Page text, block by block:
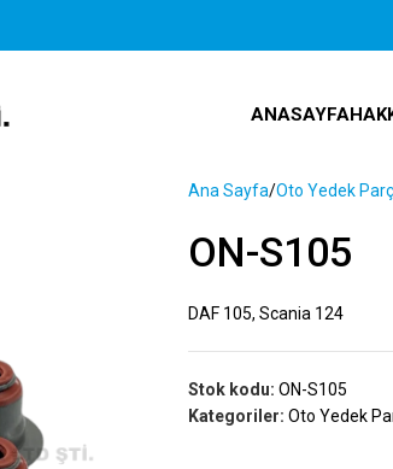
ANASAYFA
Ana Sayfa Oto Yedek
ON-S105
DAF 105, Scania 124
Stok kodu: ON-S105
Kategoriler: Oto Yedek